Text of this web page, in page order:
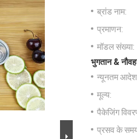
ब्रांड नाम:
प्रमाणन:
मॉडल संख्या:
भुगतान &
न्यूनतम आदेश
मूल्य:
पैकेजिंग
प्रसव के